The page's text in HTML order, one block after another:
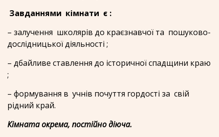
Завданнями кімнати є :
– залучення школярів до краєзнавчої та пошуково-
дослідницької діяльності ;
– дбайливе ставлення до історичної спадщини краю
;
– формування в учнів почуття гордості за свій
рідний край.
Кімната окрема, постійно діюча.